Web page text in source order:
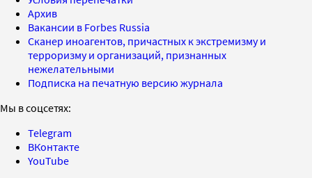
Архив
Вакансии в Forbes Russia
Сканер иноагентов, причастных к экстремизму и
терроризму и организаций, признанных
нежелательными
Подписка на печатную версию журнала
Мы в соцсетях:
Telegram
ВКонтакте
YouTube